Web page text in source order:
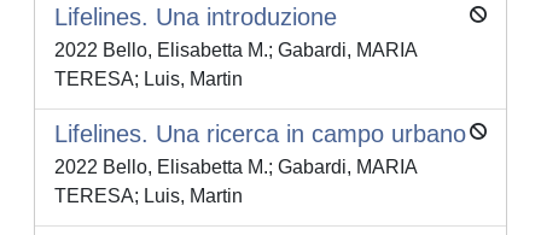
Lifelines. Una introduzione
2022 Bello, Elisabetta M.; Gabardi, MARIA
TERESA; Luis, Martin
Lifelines. Una ricerca in campo urbano
2022 Bello, Elisabetta M.; Gabardi, MARIA
TERESA; Luis, Martin